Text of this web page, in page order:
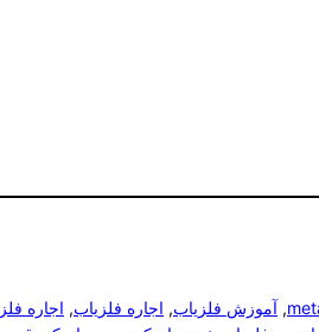
, آموزش فلزیاب, اجاره فلزیاب, اجاره